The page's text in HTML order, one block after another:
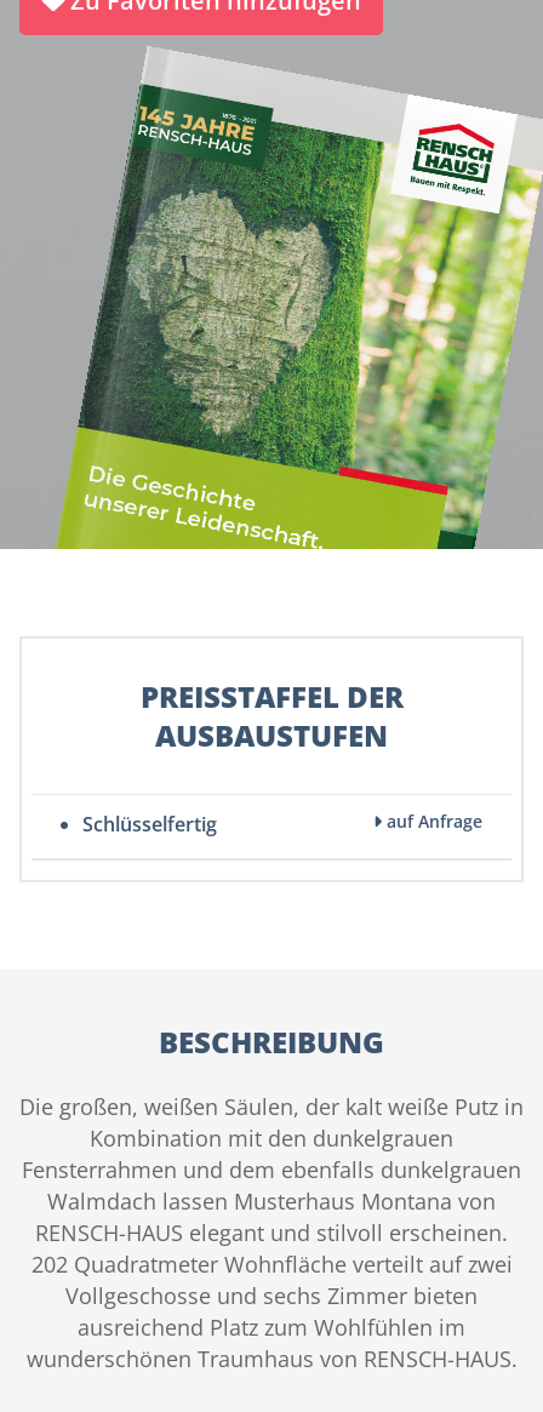
PREISSTAFFEL DER
AUSBAUSTUFEN
Schlüsselfertig auf Anfrage
BESCHREIBUNG
Die großen, weißen Säulen, der kalt weiße Putz in
Kombination mit den dunkelgrauen
Fensterrahmen und dem ebenfalls dunkelgrauen
Walmdach lassen Musterhaus Montana von
RENSCH-HAUS elegant und stilvoll erscheinen.
202 Quadratmeter Wohnfläche verteilt auf zwei
Vollgeschosse und sechs Zimmer bieten
ausreichend Platz zum Wohlfühlen im
wunderschönen Traumhaus von RENSCH-HAUS.